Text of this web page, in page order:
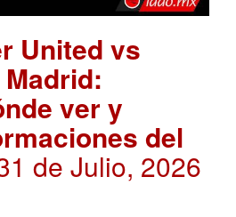
United vs
ver y
del
de Julio, 2026